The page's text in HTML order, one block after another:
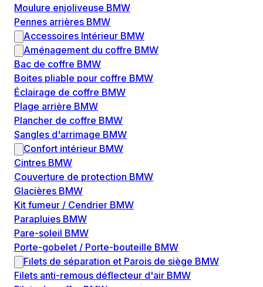
Moulure enjoliveuse BMW
Pennes arrières BMW
Accessoires Intérieur BMW
Aménagement du coffre BMW
Bac de coffre BMW
Boites pliable pour coffre BMW
Éclairage de coffre BMW
Plage arrière BMW
Plancher de coffre BMW
Sangles d'arrimage BMW
Confort intérieur BMW
Cintres BMW
Couverture de protection BMW
Glacières BMW
Kit fumeur / Cendrier BMW
Parapluies BMW
Pare-soleil BMW
Porte-gobelet / Porte-bouteille BMW
Filets de séparation et Parois de siège BMW
Filets anti-remous déflecteur d'air BMW